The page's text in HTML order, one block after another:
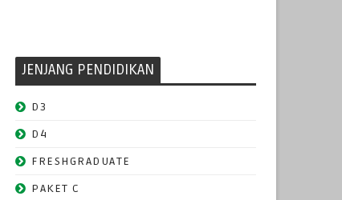
JENJANG PENDIDIKAN
D3
D4
FRESHGRADUATE
PAKET C